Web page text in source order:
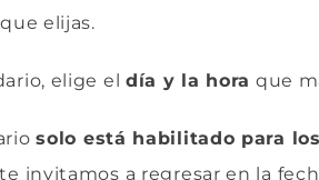
elijas.
elige el día y la hora que
solo está habilitado para
invitamos a regresar en la